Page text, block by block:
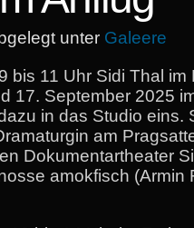
unter Galeere
bis 11 Uhr Sidi Thal im
17. September 2025
in das Studio eins.
am
Dokumentartheater
amokfisch (Armin